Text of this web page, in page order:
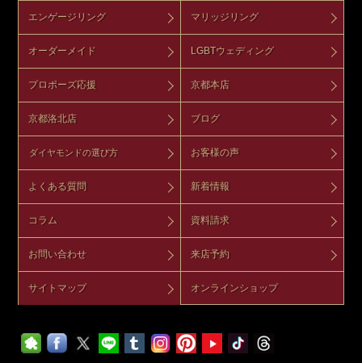
エンゲージリング マリッジリング
オーダーメイド LGBTウェディング
プロポーズ応援 京都本店
京都洛北店 ブログ
ダイヤモンドの選び方 お客様の声
よくある質問 新着情報
コラム 資料請求
お問い合わせ 来店予約
サイトマップ オンラインショップ